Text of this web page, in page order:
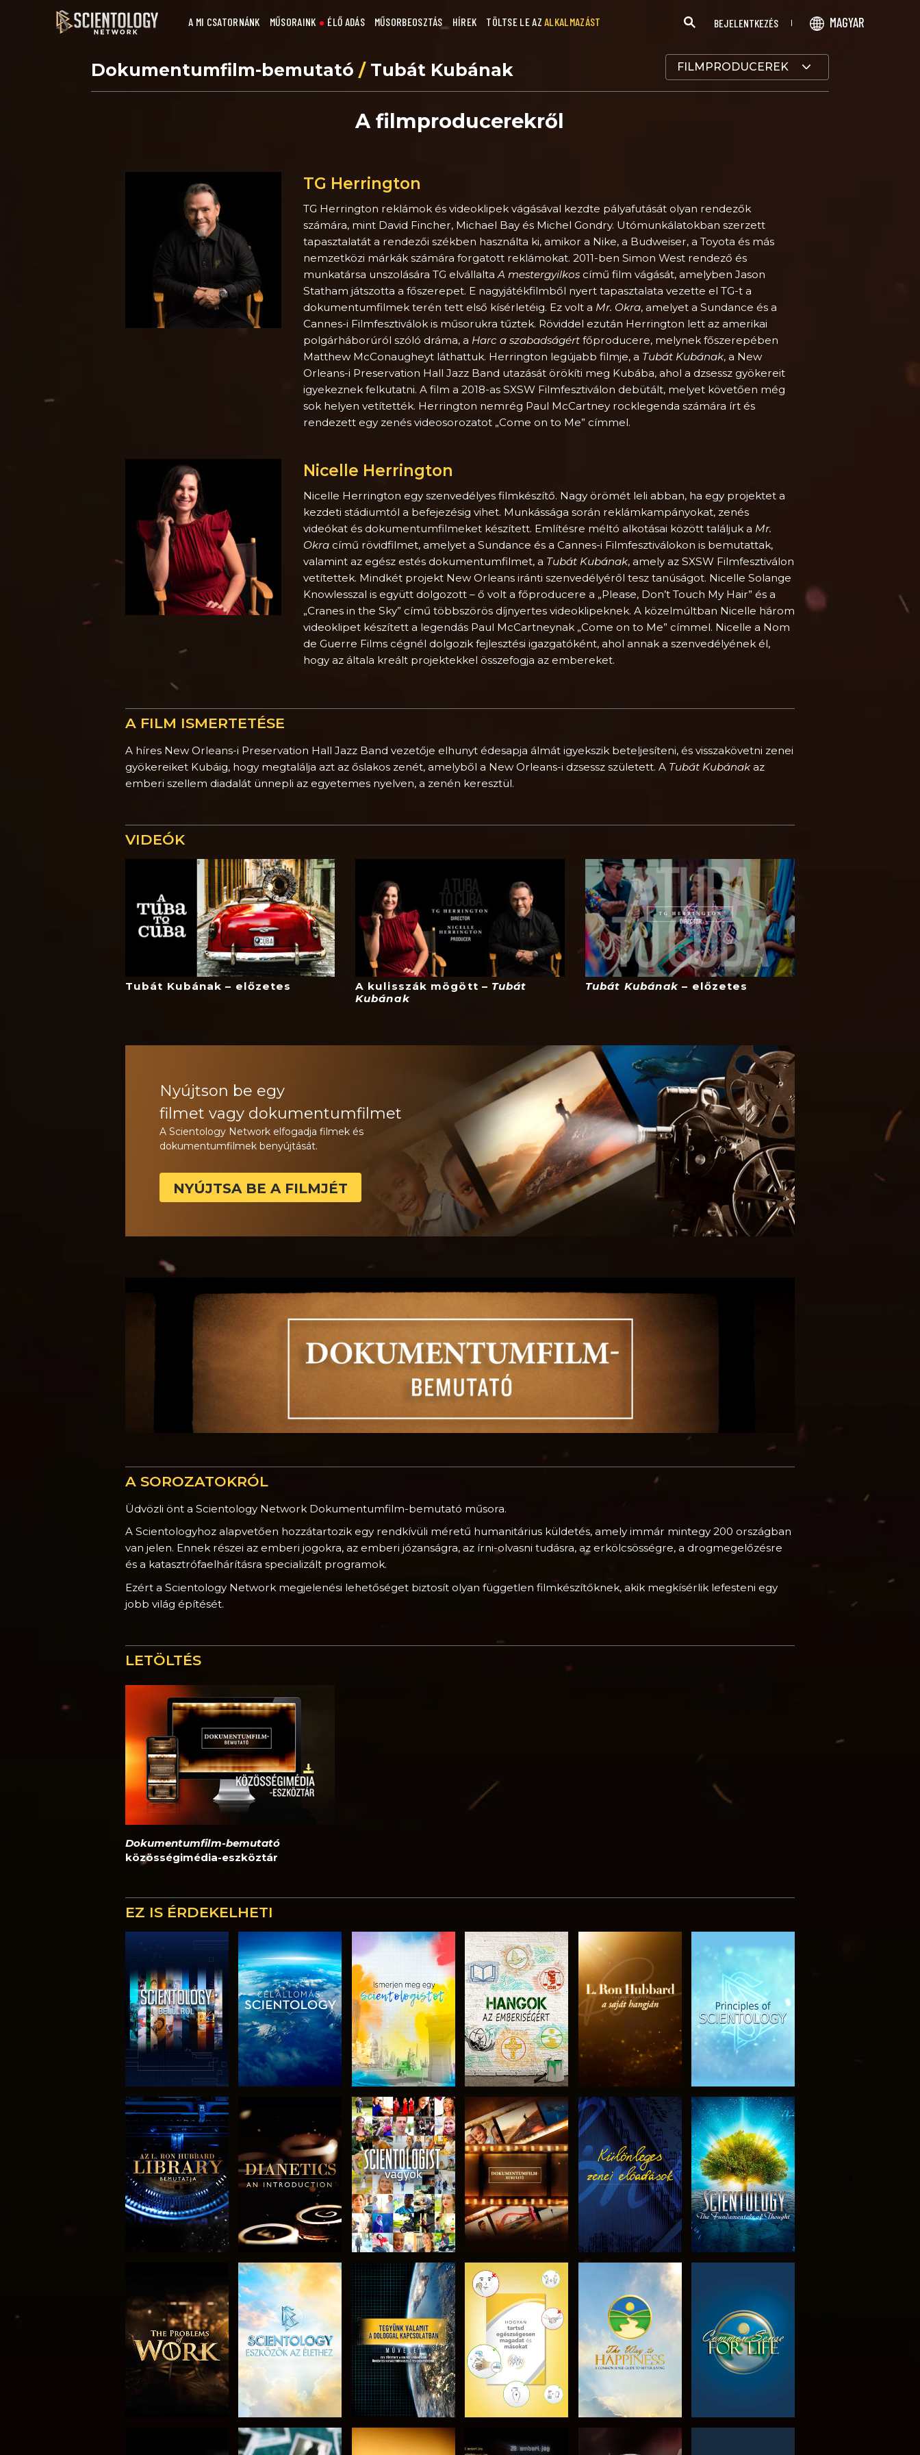
A MI CSATORNÁNK MŰSORAINK ÉLŐ ADÁS MŰSORBEOSZTÁS HÍREK TÖLTSE LE AZALKALMAZÁST BEJELENTKEZÉS MAGYAR
Dokumentumfilm-bemutató / Tubát Kubának FILMPRODUCEREK
A filmproducerekről
TG Herrington
TG Herrington reklámok és videoklipek vágásával kezdte pályafutását olyan rendezők
számára, mint David Fincher, Michael Bay és Michel Gondry. Utómunkálatokban szerzett
tapasztalatát a rendezői székben használta ki, amikor a Nike, a Budweiser, a Toyota és más
nemzetközi márkák számára forgatott reklámokat. 2011-ben Simon West rendező és
munkatársa unszolására TG elvállalta A mestergyilkos című film vágását, amelyben Jason
Statham játszotta a főszerepet. E nagyjátékfilmből nyert tapasztalata vezette el TG-t a
dokumentumfilmek terén tett első kísérletéig. Ez volt a Mr. Okra, amelyet a Sundance és a
Cannes-i Filmfesztiválok is műsorukra tűztek. Röviddel ezután Herrington lett az amerikai
polgárháborúról szóló dráma, a Harc a szabadságért főproducere, melynek főszerepében
Matthew McConaugheyt láthattuk. Herrington legújabb filmje, a Tubát Kubának, a New
Orleans-i Preservation Hall Jazz Band utazását örökíti meg Kubába, ahol a dzsessz gyökereit
igyekeznek felkutatni. A film a 2018-as SXSW Filmfesztiválon debütált, melyet követően még
sok helyen vetítették. Herrington nemrég Paul McCartney rocklegenda számára írt és
rendezett egy zenés videosorozatot „Come on to Me” címmel.
Nicelle Herrington
Nicelle Herrington egy szenvedélyes filmkészítő. Nagy örömét leli abban, ha egy projektet a
kezdeti stádiumtól a befejezésig vihet. Munkássága során reklámkampányokat, zenés
videókat és dokumentumfilmeket készített. Említésre méltó alkotásai között találjuk a Mr.
Okra című rövidfilmet, amelyet a Sundance és a Cannes-i Filmfesztiválokon is bemutattak,
valamint az egész estés dokumentumfilmet, a Tubát Kubának, amely az SXSW Filmfesztiválon
vetítettek. Mindkét projekt New Orleans iránti szenvedélyéről tesz tanúságot. Nicelle Solange
Knowlesszal is együtt dolgozott – ő volt a főproducere a „Please, Don’t Touch My Hair” és a
„Cranes in the Sky” című többszörös díjnyertes videoklipeknek. A közelmúltban Nicelle három
videoklipet készített a legendás Paul McCartneynak „Come on to Me” címmel. Nicelle a Nom
de Guerre Films cégnél dolgozik fejlesztési igazgatóként, ahol annak a szenvedélyének él,
hogy az általa kreált projektekkel összefogja az embereket.
A FILM ISMERTETÉSE
A híres New Orleans-i Preservation Hall Jazz Band vezetője elhunyt édesapja álmát igyekszik beteljesíteni, és visszakövetni zenei
gyökereiket Kubáig, hogy megtalálja azt az őslakos zenét, amelyből a New Orleans-i dzsessz született. A Tubát Kubánakaz
emberi szellem diadalát ünnepli az egyetemes nyelven, a zenén keresztül.
VIDEÓK
Tubát Kubának – előzetes A kulisszák mögött – Tubát
Kubának
Tubát Kubának – előzetes
Nyújtson be egy
filmet vagy dokumentumfilmet
A Scientology Network elfogadja filmek és
dokumentumfilmek benyújtását.
NYÚJTSA BE A FILMJÉT
A SOROZATOKRÓL
Üdvözli önt a Scientology Network Dokumentumfilm-bemutató műsora.
A Scientologyhoz alapvetően hozzátartozik egy rendkívüli méretű humanitárius küldetés, amely immár mintegy 200 országban
van jelen. Ennek részei az emberi jogokra, az emberi józanságra, az írni-olvasni tudásra, az erkölcsösségre, a drogmegelőzésre
és a katasztrófaelhárításra specializált programok.
Ezért a Scientology Network megjelenési lehetőséget biztosít olyan független filmkészítőknek, akik megkísérlik lefesteni egy
jobb világ építését.
LETÖLTÉS
Dokumentumfilm-bemutató
közösségimédia-eszköztár
EZ IS ÉRDEKELHETI
A SOROZAT
RÉSZEI
A SOROZAT
RÉSZEI
A SOROZAT
RÉSZEI
A SOROZAT
RÉSZEI
A SOROZAT
RÉSZEI
MŰSORNÉZÉS
A SOROZAT
RÉSZEI
MŰSORNÉZÉS
A SOROZAT
RÉSZEI
A SOROZAT
RÉSZEI
A SOROZAT
RÉSZEI